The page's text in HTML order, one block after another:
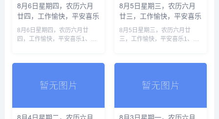
8月6日星期四，农历六月
廿四，工作愉快，平安喜乐
8月6日星期四，农历六月廿
四，工作愉快，平安喜乐1、地
8月5日星期三，农历六月
廿三，工作愉快，平安喜乐
8月5日星期三，农历六月廿
三，工作愉快，平安喜乐1、韩
8月4日星期二，农历六月
8月3日星期一，农历六月